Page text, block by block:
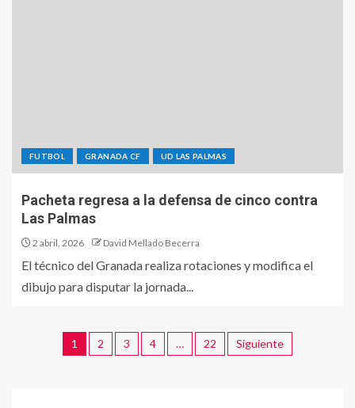
FUTBOL GRANADA CF UD LAS PALMAS
Pacheta regresa a la defensa de cinco contra
Las Palmas
2 abril, 2026 David Mellado Becerra
El técnico del Granada realiza rotaciones y modifica el
dibujo para disputar la jornada...
1 2 3 4 … 22 Siguiente